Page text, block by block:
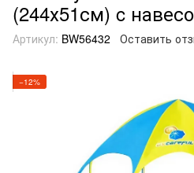
(244х51см) c
Артикул: BW56432 Оставить
−12%